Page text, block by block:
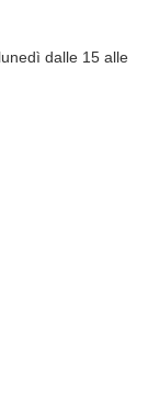
dalle 15 alle